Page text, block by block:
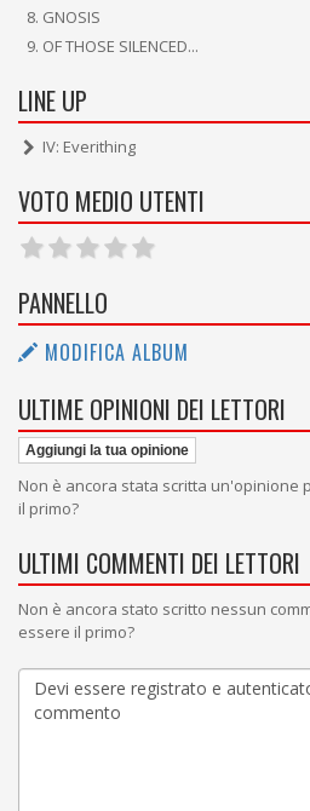
GNOSIS
OF THOSE SILENCED...
LINE UP
IV: Everithing
VOTO MEDIO UTENTI
PANNELLO
MODIFICA ALBUM
ULTIME OPINIONI DEI LETTORI
Aggiungi la tua opinione
Non è ancora stata scritta un'opinione
il primo?
ULTIMI COMMENTI DEI LETTORI
Non è ancora stato scritto nessun
essere il primo?